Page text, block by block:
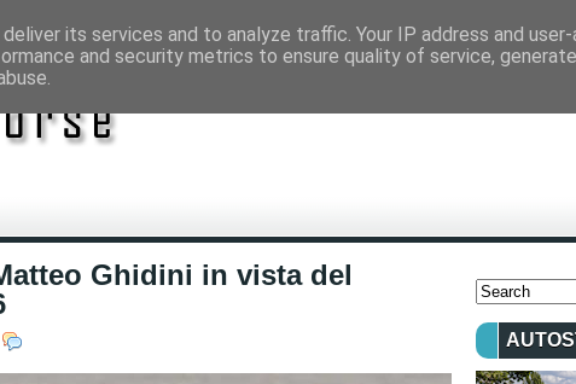
Ghidini in vista del
its services and to analyze traffic. Your IP address and
and security metrics to ensure quality of service,